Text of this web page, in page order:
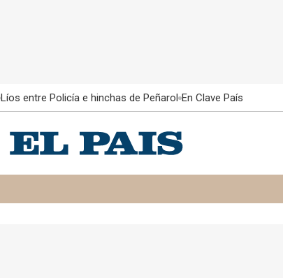
Líos entre Policía e hinchas de Peñarol En Clave País